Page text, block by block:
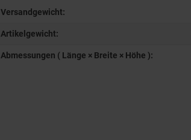
Versandgewicht:
Artikelgewicht:
Abmessungen ( Länge × Breite × Höhe ):